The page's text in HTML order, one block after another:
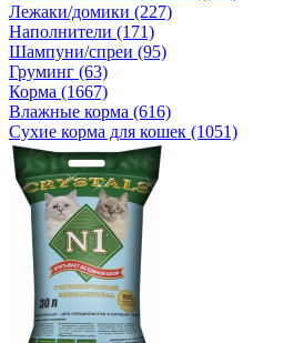
Лежаки/домики (227)
Наполнители (171)
Шампуни/спреи (95)
Груминг (63)
Корма (1667)
Влажные корма (616)
Сухие корма для кошек (1051)